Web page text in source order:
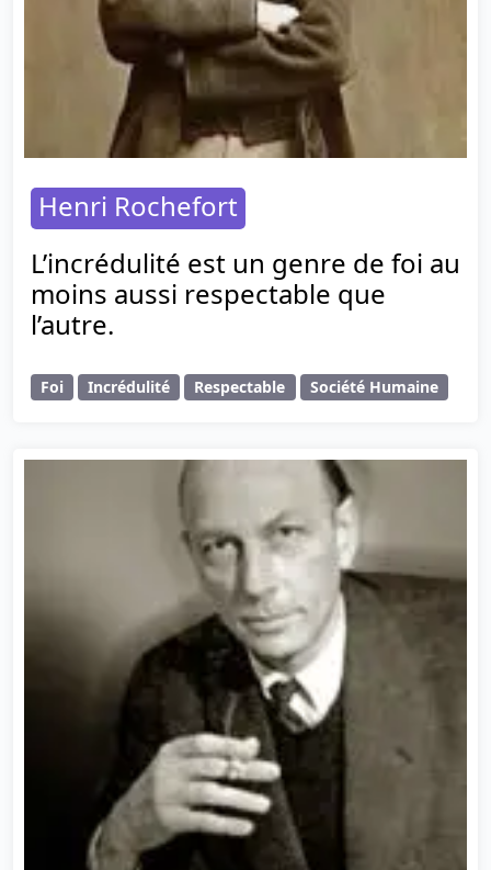
Henri Rochefort
L’incrédulité est un genre de foi au
moins aussi respectable que
l’autre.
Foi Incrédulité Respectable Société Humaine